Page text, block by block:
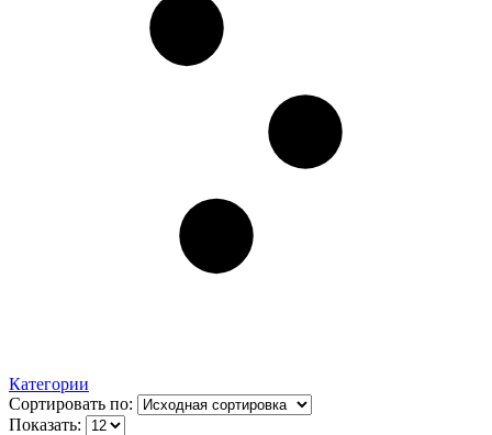
Категории
Сортировать по:
Показать: